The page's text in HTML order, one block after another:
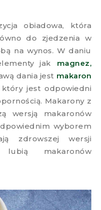
obiadowa, która
do zjedzenia w
na wynos. W daniu
jak magnez,
dania jest makaron
który jest odpowiedni
Makarony z
wersją makaronów
wyborem
zdrowszej wersji
makaronów